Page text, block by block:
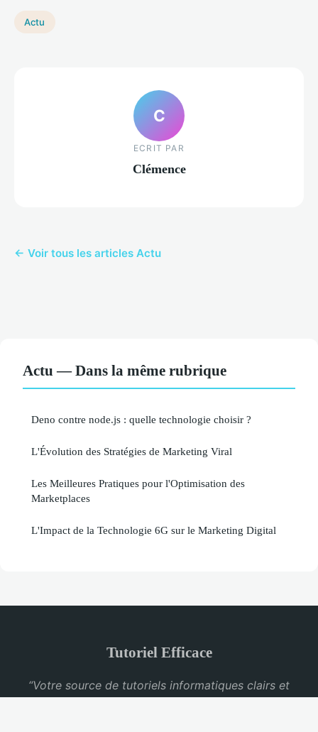
Actu
C
ECRIT PAR
Clémence
← Voir tous les articles Actu
Actu — Dans la même rubrique
Deno contre node.js : quelle technologie choisir ?
L'Évolution des Stratégies de Marketing Viral
Les Meilleures Pratiques pour l'Optimisation des
Marketplaces
L'Impact de la Technologie 6G sur le Marketing Digital
Tutoriel Efficace
“Votre source de tutoriels informatiques clairs et